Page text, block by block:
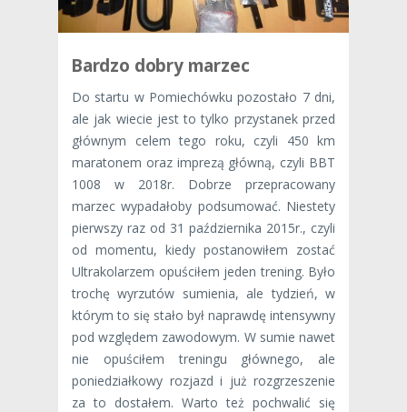
Bardzo dobry marzec
Do startu w Pomiechówku pozostało 7 dni,
ale jak wiecie jest to tylko przystanek przed
głównym celem tego roku, czyli 450 km
maratonem oraz imprezą główną, czyli BBT
1008 w 2018r. Dobrze przepracowany
marzec wypadałoby podsumować. Niestety
pierwszy raz od 31 października 2015r., czyli
od momentu, kiedy postanowiłem zostać
Ultrakolarzem opuściłem jeden trening. Było
trochę wyrzutów sumienia, ale tydzień, w
którym to się stało był naprawdę intensywny
pod względem zawodowym. W sumie nawet
nie opuściłem treningu głównego, ale
poniedziałkowy rozjazd i już rozgrzeszenie
za to dostałem. Warto też pochwalić się